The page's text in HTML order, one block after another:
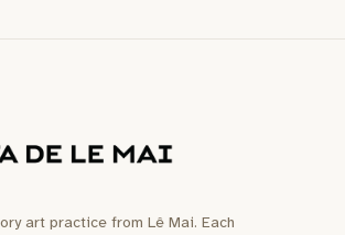
art practice from Lê Mai. Each